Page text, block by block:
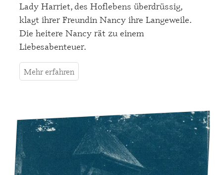
Lady Harriet, des Hoflebens überdrüssig,
klagt ihrer Freundin Nancy ihre Langeweile.
Die heitere Nancy rät zu einem
Liebesabenteuer.
Mehr erfahren